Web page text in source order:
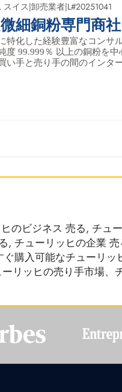
, スイス|卸売業者|L#20251041
細銅粉専門商社
特化した経験豊富なコンサ
度 99.999％ 以上の銅粉を中
い手と売り手の間のインタ
のビジネス 売る, チュ
, チューリッヒの企業
購入可能なチューリッ
リッヒの売り手市場、